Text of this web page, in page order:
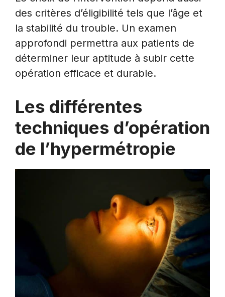
des critères d’éligibilité tels que l’âge et
la stabilité du trouble. Un examen
approfondi permettra aux patients de
déterminer leur aptitude à subir cette
opération efficace et durable.
Les différentes
techniques d’opération
de l’hypermétropie